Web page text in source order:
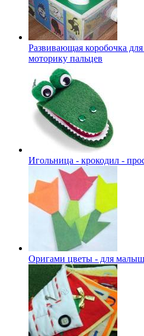
Развивающая коробочка
моторику пальцев
Игольница - крокодил -
Оригами цветы - для